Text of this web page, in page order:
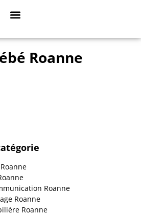
Roanne
Roanne
Roanne
Roanne